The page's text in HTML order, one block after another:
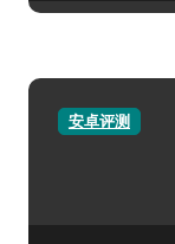
安卓评测